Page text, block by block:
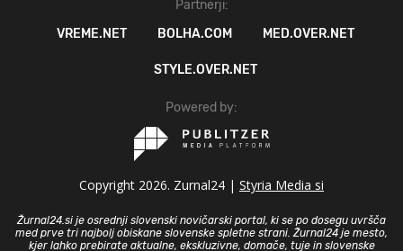
Partnerji:
VREME.NET
BOLHA.COM MED.OVER.NET
STYLE.OVER.NET
Powered by:
Copyright 2026. Zurnal24 | Styria Media si
Žurnal24.si je osrednji slovenski novičarski portal, ki se po dosegu uvršča
med prve tri najbolj obiskane slovenske spletne strani. Žurnal24 je mesto,
kjer lahko prebirate aktualne, ekskluzivne, domače, tuje in slovenske